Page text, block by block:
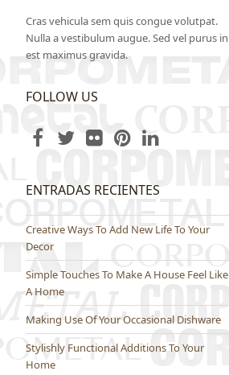
Cras vehicula sem quis congue volutpat.
Nulla a vestibulum augue. Sed vel purus in
est maximus gravida.
FOLLOW US
Facebook
Twitter
FlickrPinterest
LinkedIn
ENTRADAS RECIENTES
Creative Ways To Add New Life To Your
Decor
Simple Touches To Make A House Feel Like
A Home
Making Use Of Your Occasional Dishware
Stylishly Functional Additions To Your
Home